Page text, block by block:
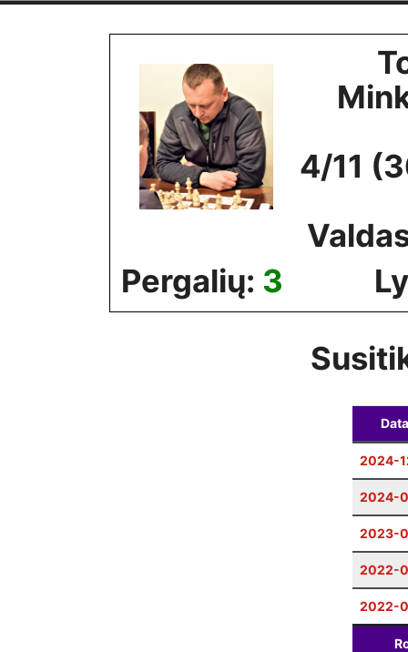
4/11
Pergalių: 3
Data
2024-
2024-
2023-
2022-
2022-